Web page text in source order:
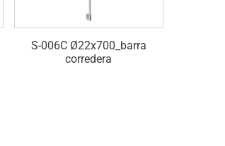
S-006C Ø22x700_barra
corredera